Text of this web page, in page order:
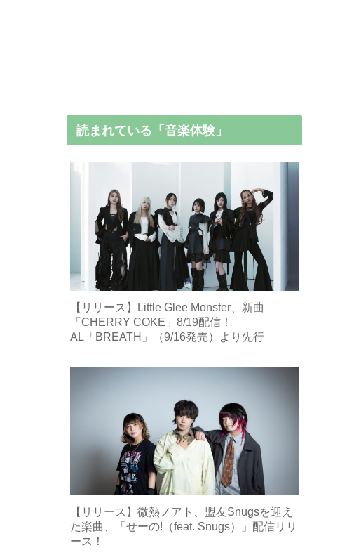
読まれている「音楽体験」
【リリース】Little Glee Monster、新曲
「CHERRY COKE」8/19配信！
AL「BREATH」（9/16発売）より先行
【リリース】微熱ノアト、盟友Snugsを迎え
た楽曲、「せーの!（feat. Snugs）」配信リリ
ース！